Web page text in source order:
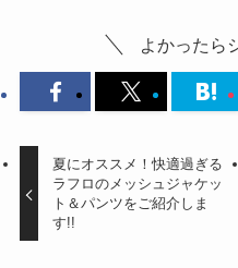
よかったら
夏にオススメ！快適過ぎる
ラフロのメッシュジャケッ
ト＆パンツをご紹介しま
す!!